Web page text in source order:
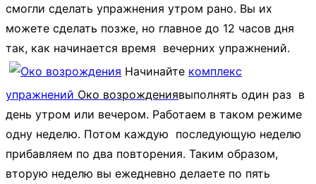
смогли сделать упражнения утром рано. Вы их
можете сделать позже, но главное до 12 часов дня
так, как начинается время вечерних упражнений.
Начинайте комплекс
упражнений Око возрождениявыполнять один раз в
день утром или вечером. Работаем в таком режиме
одну неделю. Потом каждую последующую неделю
прибавляем по два повторения. Таким образом,
вторую неделю вы ежедневно делаете по пять